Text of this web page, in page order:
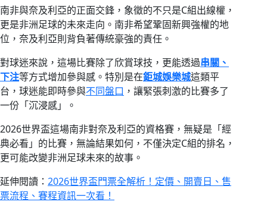
南非與奈及利亞的正面交鋒，象徵的不只是C組出線權，
更是非洲足球的未來走向。南非希望鞏固新興強權的地
位，奈及利亞則背負著傳統豪強的責任。
對球迷來說，這場比賽除了欣賞球技，更能透過串關、
下注等方式增加參與感。特別是在鉅城娛樂城這類平
台，球迷能即時參與不同盤口 ，讓緊張刺激的比賽多了
一份「沉浸感」。
2026世界盃這場南非對奈及利亞的資格賽，無疑是「經
典必看」的比賽，無論結果如何，不僅決定C組的排名，
更可能改變非洲足球未來的故事。
延伸閱讀： 2026世界盃門票全解析！定價、開賣日、售
票流程、賽程資訊一次看！